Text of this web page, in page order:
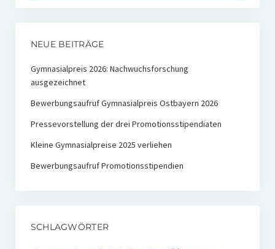
Kontakt
NEUE BEITRÄGE
Gymnasialpreis 2026: Nachwuchsforschung
ausgezeichnet
Bewerbungsaufruf Gymnasialpreis Ostbayern 2026
Pressevorstellung der drei Promotionsstipendiaten
Kleine Gymnasialpreise 2025 verliehen
Bewerbungsaufruf Promotionsstipendien
SCHLAGWÖRTER